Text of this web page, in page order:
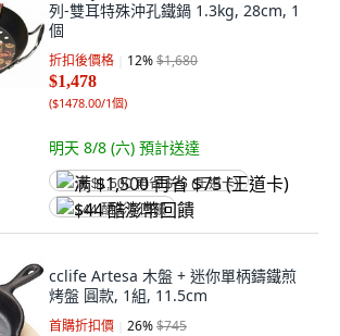
列-雙耳特殊沖孔鐵鍋 1.3kg, 28cm, 1
個
折扣後價格 12%$1,680
$1,478
($1478.00/1個)
明天 8/8 (六) 預計送達
满 $1,500 再省 $75 (王道卡)
$44 酷澎幣回饋
cclife Artesa 木盤 + 迷你單柄鑄鐵煎
烤盤 圓款, 1組, 11.5cm
首購折扣價 26%$745